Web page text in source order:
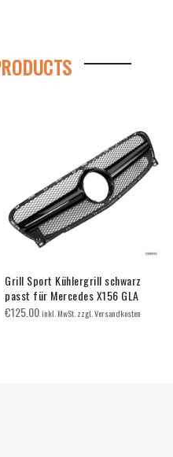
Grill Sport Kühlergrill schwarz
passt für Mercedes X156 GLA
€125.00inkl. MwSt. zzgl. Versandkosten